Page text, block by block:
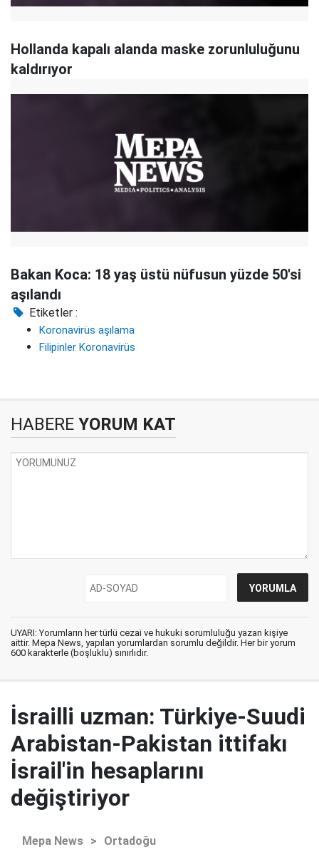
Hollanda kapalı alanda maske zorunluluğunu
kaldırıyor
Bakan Koca: 18 yaş üstü nüfusun yüzde 50'si
aşılandı
Etiketler :
Koronavirüs aşılama
Filipinler Koronavirüs
HABERE YORUM KAT
UYARI: Yorumların her türlü cezai ve hukuki sorumluluğu yazan kişiye
aittir. Mepa News, yapılan yorumlardan sorumlu değildir. Her bir yorum
600 karakterle (boşluklu) sınırlıdır.
İsrailli uzman: Türkiye-Suudi
Arabistan-Pakistan ittifakı
İsrail'in hesaplarını
değiştiriyor
Mepa News > Ortadoğu